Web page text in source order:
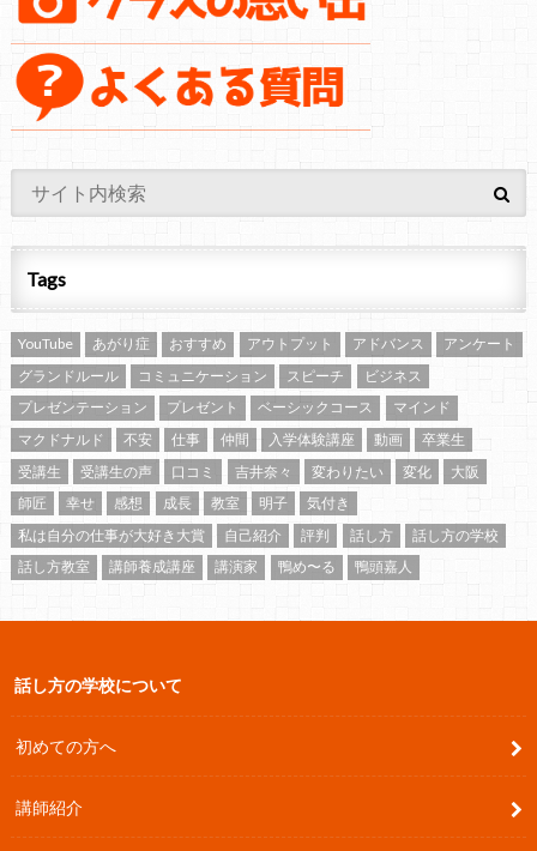
Tags
YouTube あがり症 おすすめ アウトプット アドバンス
アンケート
グランドルール
コミュニケーション スピーチ
ビジネス
プレゼンテーション
プレゼント ベーシックコース
マインド
マクドナルド
不安 仕事 仲間 入学体験講座 動画
卒業生
受講生
受講生の声 口コミ 吉井奈々 変わりたい 変化
大阪
師匠
幸せ 感想 成長 教室 明子
気付き
私は自分の仕事が大好き大賞
自己紹介 評判 話し方
話し方の学校
話し方教室
講師養成講座 講演家 鴨め〜る 鴨頭嘉人
話し方の学校について
初めての方へ
講師紹介